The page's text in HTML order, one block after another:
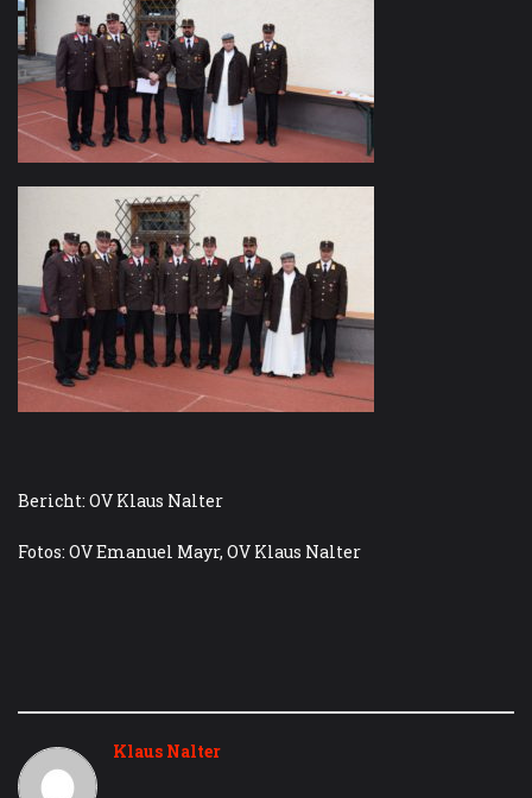
Bericht: OV Klaus Nalter
Fotos: OV Emanuel Mayr, OV Klaus Nalter
Klaus Nalter